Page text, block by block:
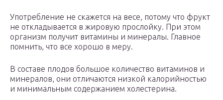
Употребление не скажется на весе, потому что фрукт
не откладывается в жировую прослойку. При этом
организм получит витамины и минералы. Главное
помнить, что все хорошо в меру.
В составе плодов большое количество витаминов и
минералов, они отличаются низкой калорийностью
и минимальным содержанием холестерина.